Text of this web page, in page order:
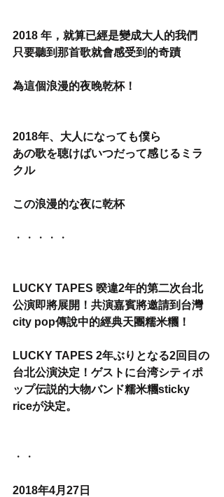
2018 年，就算已經是變成大人的我們
只要聽到那首歌就會感受到的奇蹟
為這個浪漫的夜晚乾杯！
2018年、大人になっても僕ら
あの歌を聴けばいつだって感じるミラ
クル
この浪漫的な夜に乾杯
・・・・・
LUCKY TAPES 暌違2年的第二次台北
公演即將展開！共演嘉賓將邀請到台灣
city pop傳說中的經典天團糯米糰！
LUCKY TAPES 2年ぶりとなる2回目の
台北公演決定！ゲストに台湾シティポ
ップ伝説的大物バンド糯米糰sticky
riceが決定。
・・
2018年4月27日